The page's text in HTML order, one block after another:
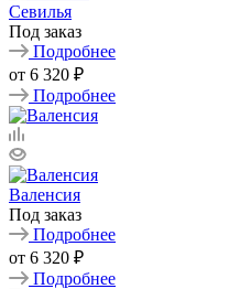
Севилья
Под заказ
Подробнее
от 6 320 ₽
Подробнее
Валенсия
Под заказ
Подробнее
от 6 320 ₽
Подробнее